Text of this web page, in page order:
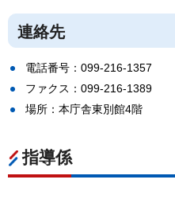
連絡先
電話番号：099-216-1357
ファクス：099-216-1389
場所：本庁舎東別館4階
指導係